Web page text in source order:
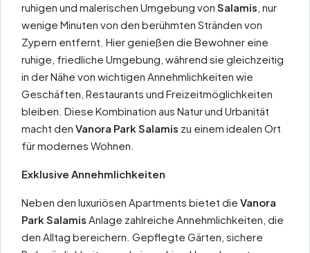
ruhigen und malerischen Umgebung von Salamis , nur
wenige Minuten von den berühmten Stränden von
Zypern entfernt. Hier genießen die Bewohner eine
ruhige, friedliche Umgebung, während sie gleichzeitig
in der Nähe von wichtigen Annehmlichkeiten wie
Geschäften, Restaurants und Freizeitmöglichkeiten
bleiben. Diese Kombination aus Natur und Urbanität
macht den Vanora Park Salamis zu einem idealen Ort
für modernes Wohnen.
Exklusive Annehmlichkeiten
Neben den luxuriösen Apartments bietet die Vanora
Park Salamis Anlage zahlreiche Annehmlichkeiten, die
den Alltag bereichern. Gepflegte Gärten, sichere